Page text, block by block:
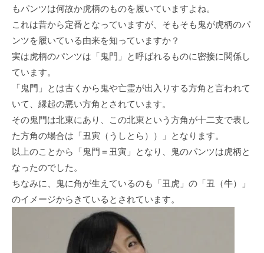
もパンツは何故か虎柄のものを履いていますよね。
これは昔から定番となっていますが、そもそも鬼が虎柄のパ
ンツを履いている由来を知っていますか？
実は虎柄のパンツは「鬼門」と呼ばれるものに密接に関係し
ています。
「鬼門」とは古くから鬼や亡霊が出入りする方角と言われて
いて、縁起の悪い方角とされています。
その鬼門は北東にあり、この北東という方角が十二支で表し
た方角の場合は「丑寅（うしとら））」となります。
以上のことから「鬼門＝丑寅」となり、鬼のパンツは虎柄と
なったのでした。
ちなみに、鬼に角が生えているのも「丑虎」の「丑（牛）」
のイメージからきているとされています。